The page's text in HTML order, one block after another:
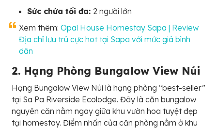
Sức chứa tối đa: 2 người lớn
Xem thêm: Opal House Homestay Sapa | Review
Địa chỉ lưu trú cực hot tại Sapa với mức giá bình
dân
2. Hạng Phòng Bungalow View Núi
Hạng Bungalow View Núi là hạng phòng “best-seller”
tại Sa Pa Riverside Ecolodge. Đây là căn bungalow
nguyên căn nằm ngay giữa khu vườn hoa tuyệt đẹp
tại homestay. Điểm nhấn của căn phòng nằm ở khu